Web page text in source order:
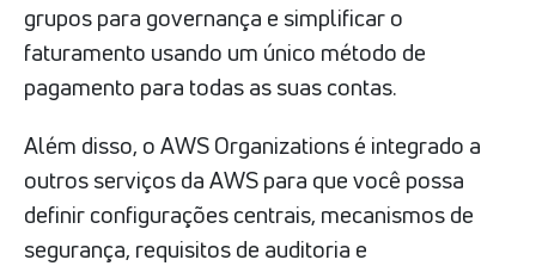
grupos para governança e simplificar o
faturamento usando um único método de
pagamento para todas as suas contas.
Além disso, o AWS Organizations é integrado a
outros serviços da AWS para que você possa
definir configurações centrais, mecanismos de
segurança, requisitos de auditoria e